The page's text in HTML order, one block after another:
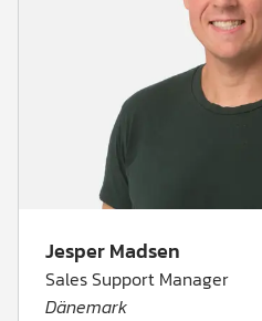
Jesper Madsen
Sales Support Manager
Dänemark